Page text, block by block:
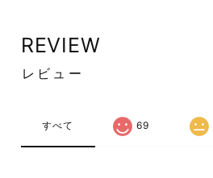
REVIEW
レビュー
すべて 69